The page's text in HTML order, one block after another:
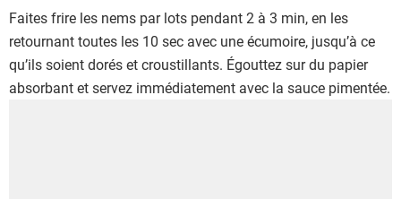
Faites frire les nems par lots pendant 2 à 3 min, en les
retournant toutes les 10 sec avec une écumoire, jusqu’à ce
qu’ils soient dorés et croustillants. Égouttez sur du papier
absorbant et servez immédiatement avec la sauce pimentée.